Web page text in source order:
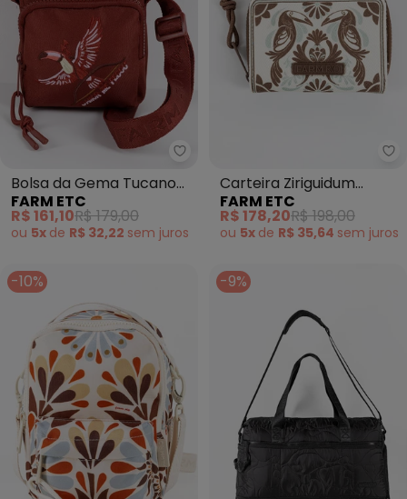
Farm Etc - Bolsa da Gema
Bolsa da Gema Tucano
Cupido Vermelho
FARM ETC
R$ 161,10R$ 179,00
ou 5x de R$ 32,22 sem juros
Carteira Ziriguidum
Coletânea Tropical
Marrom
FARM ETC
R$ 178,20R$ 198,00
ou 5x de R$ 35,64 sem juros
-10% -9%